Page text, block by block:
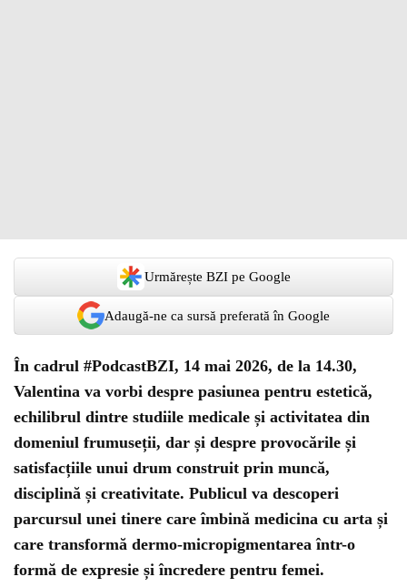
Urmărește BZI pe Google
Adaugă-ne ca sursă preferată în Google
În cadrul #PodcastBZI, 14 mai 2026, de la 14.30,
Valentina va vorbi despre pasiunea pentru estetică,
echilibrul dintre studiile medicale și activitatea din
domeniul frumuseții, dar și despre provocările și
satisfacțiile unui drum construit prin muncă,
disciplină și creativitate. Publicul va descoperi
parcursul unei tinere care îmbină medicina cu arta și
care transformă dermo-micropigmentarea într-o
formă de expresie și încredere pentru femei.